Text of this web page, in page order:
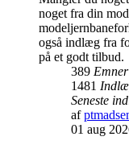
noget fra din
også indlæg fra
på et godt tilbud.
389 Emner
1481
Seneste
af
01 aug